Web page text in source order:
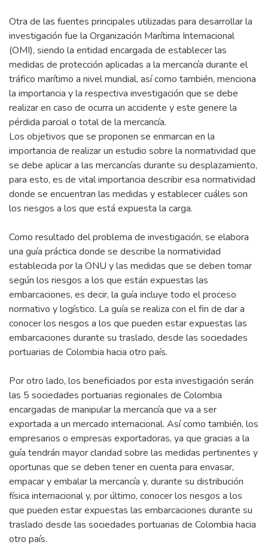
Otra de las fuentes principales utilizadas para desarrollar la
investigación fue la Organización Marítima Internacional
(OMI), siendo la entidad encargada de establecer las
medidas de protección aplicadas a la mercancía durante el
tráfico marítimo a nivel mundial, así como también, menciona
la importancia y la respectiva investigación que se debe
realizar en caso de ocurra un accidente y este genere la
pérdida parcial o total de la mercancía.
Los objetivos que se proponen se enmarcan en la
importancia de realizar un estudio sobre la normatividad que
se debe aplicar a las mercancías durante su desplazamiento,
para esto, es de vital importancia describir esa normatividad
donde se encuentran las medidas y establecer cuáles son
los riesgos a los que está expuesta la carga.
Como resultado del problema de investigación, se elabora
una guía práctica donde se describe la normatividad
establecida por la ONU y las medidas que se deben tomar
según los riesgos a los que están expuestas las
embarcaciones, es decir, la guía incluye todo el proceso
normativo y logístico. La guía se realiza con el fin de dar a
conocer los riesgos a los que pueden estar expuestas las
embarcaciones durante su traslado, desde las sociedades
portuarias de Colombia hacia otro país.
Por otro lado, los beneficiados por esta investigación serán
las 5 sociedades portuarias regionales de Colombia
encargadas de manipular la mercancía que va a ser
exportada a un mercado internacional. Así como también, los
empresarios o empresas exportadoras, ya que gracias a la
guía tendrán mayor claridad sobre las medidas pertinentes y
oportunas que se deben tener en cuenta para envasar,
empacar y embalar la mercancía y, durante su distribución
física internacional y, por último, conocer los riesgos a los
que pueden estar expuestas las embarcaciones durante su
traslado desde las sociedades portuarias de Colombia hacia
otro país.